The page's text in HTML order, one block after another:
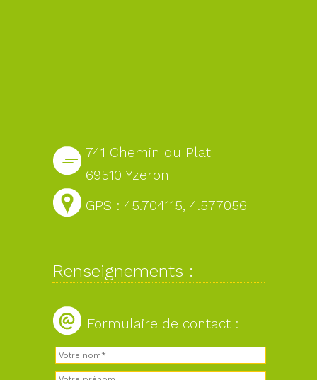
741 Chemin du Plat
69510 Yzeron
GPS : 45.704115, 4.577056
Renseignements :
Formulaire de contact :